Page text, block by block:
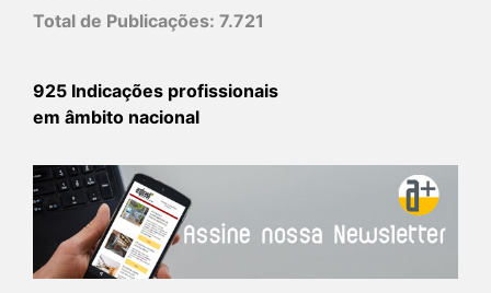
Total de Publicações: 7.721
925 Indicações profissionais
em âmbito nacional